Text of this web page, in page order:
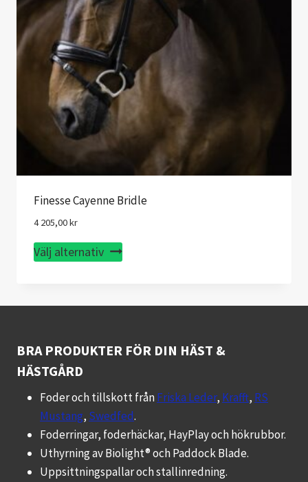
Finesse Cayenne Bridle
4 205,00kr
Välj alternativ
Den
har
varianter.
alternativen
kan
väljas
på
produktsidan
BRA PRODUKTER FÖR DIN HÄST &
HÄSTGÅRD
Foder och tillskott frånFriska Leder, Krafft, RS
Mustang, Swedfed.
Foderringar, foderhäckar, HayPlay och hökrubbor.
Uthyrning av Biolight® och Paddock Blade.
Uppsittningspallar och stallinredning.